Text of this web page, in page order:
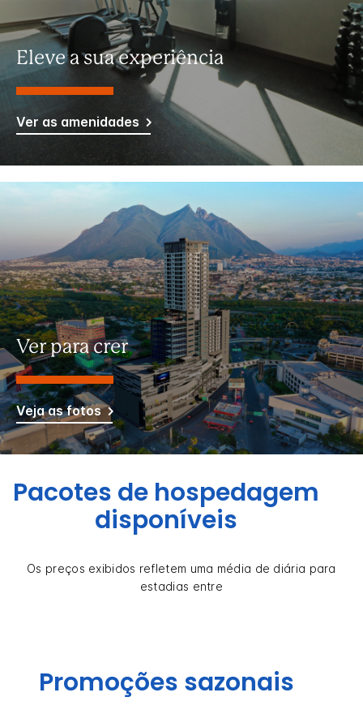
Eleve a sua experiência
Ver as amenidades
Ver para crer
Veja as fotos
Pacotes de hospedagem
disponíveis
Os preços exibidos refletem uma média de diária para
estadias entre
Promoções sazonais